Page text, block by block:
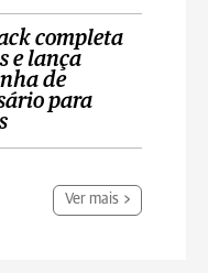
completa
e lança
de
para
Ver mais